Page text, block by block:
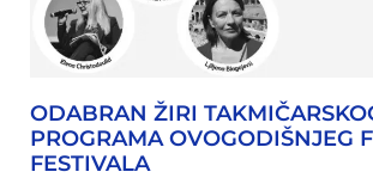
ODABRAN ŽIRI
PROGRAMA OVOGODIŠNJEG
FESTIVALA